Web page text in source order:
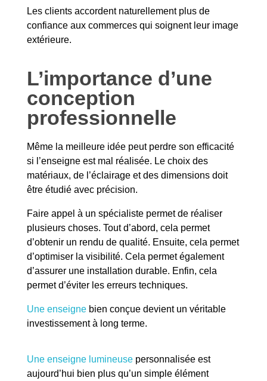
Les clients accordent naturellement plus de
confiance aux commerces qui soignent leur image
extérieure.
L’importance d’une
conception
professionnelle
Même la meilleure idée peut perdre son efficacité
si l’enseigne est mal réalisée. Le choix des
matériaux, de l’éclairage et des dimensions doit
être étudié avec précision.
Faire appel à un spécialiste permet de réaliser
plusieurs choses. Tout d’abord, cela permet
d’obtenir un rendu de qualité. Ensuite, cela permet
d’optimiser la visibilité. Cela permet également
d’assurer une installation durable. Enfin, cela
permet d’éviter les erreurs techniques.
Une enseigne bien conçue devient un véritable
investissement à long terme.
Une enseigne lumineuse personnalisée est
aujourd’hui bien plus qu’un simple élément